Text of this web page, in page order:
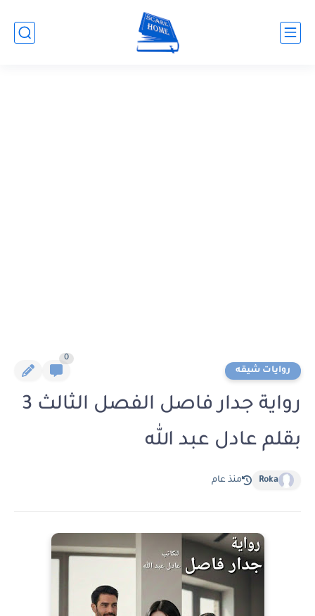
روايات شيقه
0
رواية جدار فاصل الفصل الثالث 3
بقلم عادل عبد الله
Roka منذ عام